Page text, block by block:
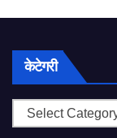
केटेगरी
केटेगरी